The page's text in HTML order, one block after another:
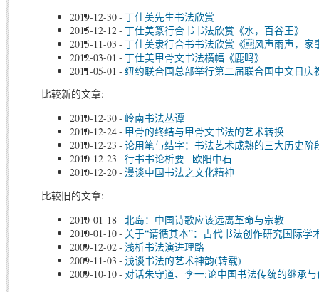
2019-12-30- 丁仕美先生书法欣赏
2015-12-12- 丁仕美篆行合书书法欣赏《水，百谷王》
2015-11-03 - 丁仕美隶行合书书法欣赏《风声雨声，家
2012-03-01 - 丁仕美甲骨文书法横幅《鹿鸣》
2011-05-01 - 纽约联合国总部举行第二届联合国中文日庆
比较新的文章:
2010-12-30- 岭南书法丛谭
2010-12-24- 甲骨的终结与甲骨文书法的艺术转换
2010-12-23 - 论用笔与结字：书法艺术成熟的三大历史阶
2010-12-23 - 行书书论析要 - 欧阳中石
2010-12-20- 漫谈中国书法之文化精神
比较旧的文章:
2010-01-18 - 北岛：中国诗歌应该远离革命与宗教
2010-01-10- 关于“请循其本”：古代书法创作研究国际学
2009-12-02- 浅析书法演进理路
2009-11-03 - 浅谈书法的艺术神韵(转载)
2009-10-10- 对话朱守道、李一:论中国书法传统的继承